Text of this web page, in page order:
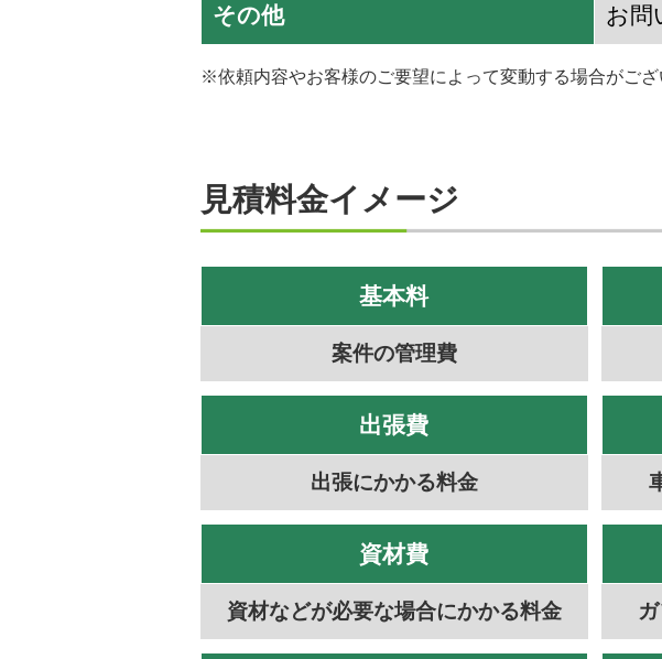
その他 お問
※依頼内容やお客様のご要望によって変動する場合がござ
見積料金イメージ
基本料
案件の管理費
出張費
出張にかかる料金
資材費
資材などが必要な場合にかかる料金